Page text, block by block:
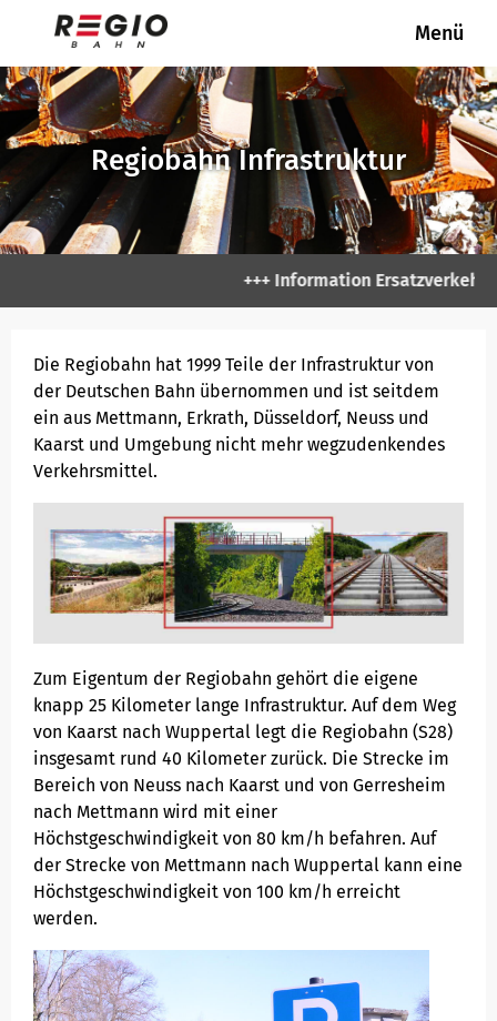
Menü
REGIOBAHN REGIOBAHN
Die Regiobahn
Stellwerk
Park & Ride
Servicestation
SNB/NBS
Unternehmen
Hausordnung Stationen
Gesellschafter Regiobahn GmbH
Mitgliedschaften/ Partner
Regiobahn Infrastruktur
+++ Information Ersatzverkehr
Die Regiobahn hat 1999 Teile der Infrastruktur von
der Deutschen Bahn übernommen und ist seitdem
ein aus Mettmann, Erkrath, Düsseldorf, Neuss und
Kaarst und Umgebung nicht mehr wegzudenkendes
Verkehrsmittel.
Zum Eigentum der Regiobahn gehört die eigene
knapp 25 Kilometer lange Infrastruktur. Auf dem Weg
von Kaarst nach Wuppertal legt die Regiobahn (S28)
insgesamt rund 40 Kilometer zurück. Die Strecke im
Bereich von Neuss nach Kaarst und von Gerresheim
nach Mettmann wird mit einer
Höchstgeschwindigkeit von 80 km/h befahren. Auf
der Strecke von Mettmann nach Wuppertal kann eine
Höchstgeschwindigkeit von 100 km/h erreicht
werden.